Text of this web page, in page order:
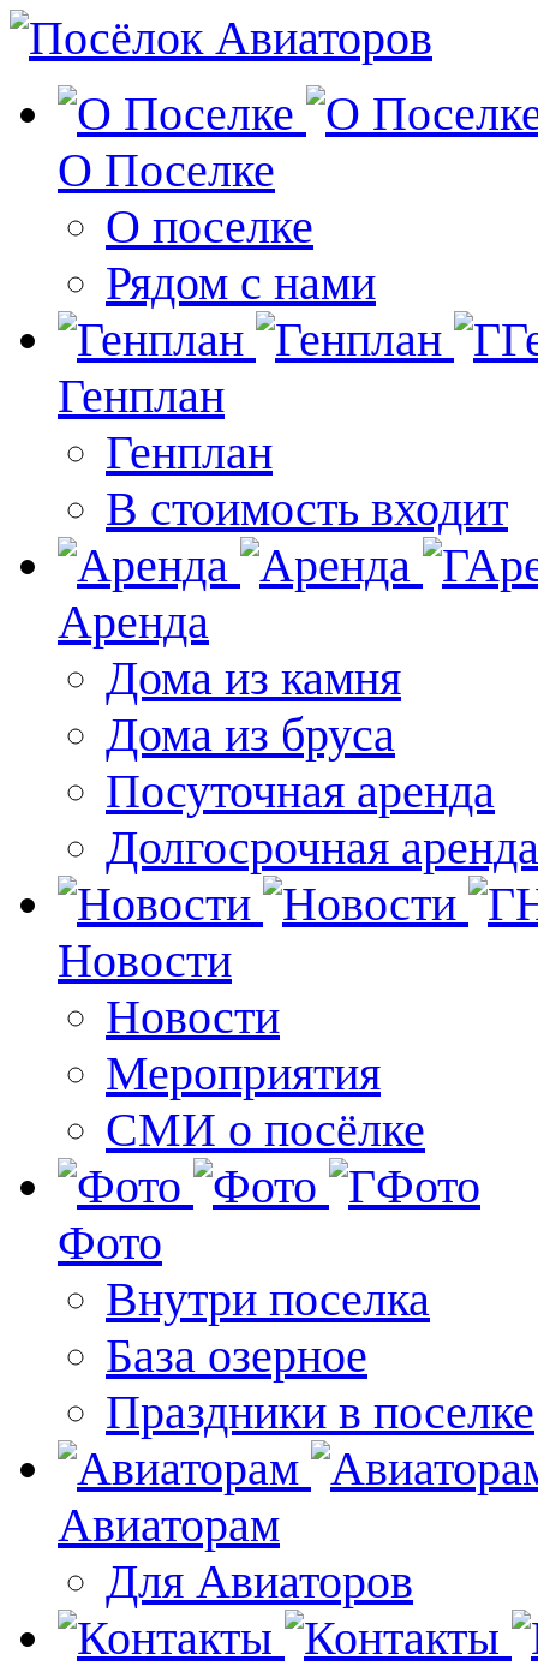
О Поселке
О поселке
Рядом с нами
Генплан
Генплан
В стоимость входит
Аренда
Дома из камня
Дома из бруса
Посуточная аренда
Долгосрочная аренда
Новости
Новости
Мероприятия
СМИ о посёлке
Фото
Внутри поселка
База озерное
Праздники в поселке
Авиаторам
Для Авиаторов